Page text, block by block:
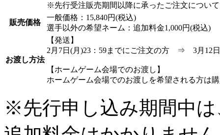
※先行受注販売期間以降に承ったご注文につい
販売価格
一般価格：15,840円(税込)
選手以外の希望ネーム：追加料金1,000円(税込)
お渡し方法
【発送】
2月7日(月)23：59までにご注文の方 ⇒ 3月12
【ホームゲーム会場でのお渡し】
ホームゲーム会場でのお渡しを希望される方は
※先行申し込み期間中